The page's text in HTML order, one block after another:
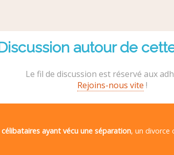
autour de
Le fil de discussion est réservé aux
Rejoins-nous vite !
célibataires ayant vécu une séparation, un divorce